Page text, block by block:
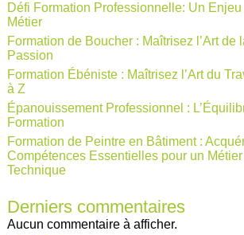
Défi Formation Professionnelle: Un Enjeu
Métier
Formation de Boucher : Maîtrisez l’Art de
Passion
Formation Ébéniste : Maîtrisez l’Art du
à Z
Épanouissement Professionnel :
Formation
Formation de Peintre en Bâtiment :
Compétences Essentielles pour un
Technique
Derniers commentaires
Aucun commentaire à afficher.